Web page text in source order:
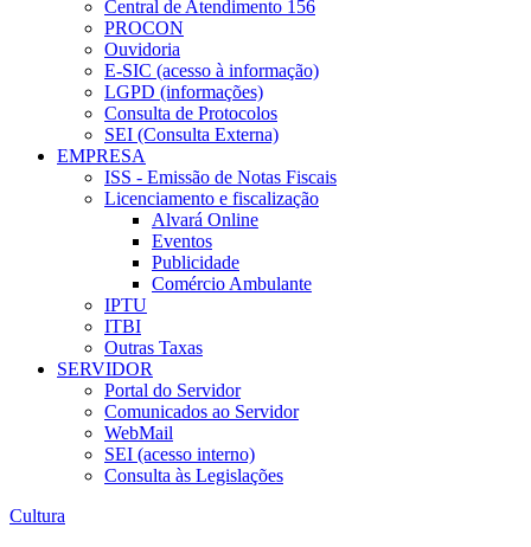
Central de Atendimento 156
PROCON
Ouvidoria
E-SIC (acesso à informação)
LGPD (informações)
Consulta de Protocolos
SEI (Consulta Externa)
EMPRESA
ISS - Emissão de Notas Fiscais
Licenciamento e fiscalização
Alvará Online
Eventos
Publicidade
Comércio Ambulante
IPTU
ITBI
Outras Taxas
SERVIDOR
Portal do Servidor
Comunicados ao Servidor
WebMail
SEI (acesso interno)
Consulta às Legislações
Cultura